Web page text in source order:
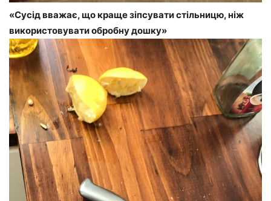
«Сусід вважає, що краще зіпсувати стільницю, ніж
використовувати обробну дошку»